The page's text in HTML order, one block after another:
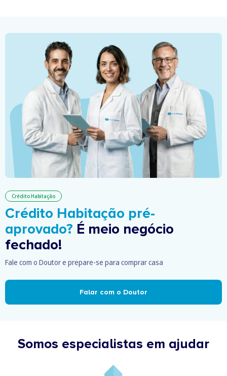
Crédito Habitação
Crédito Habitação pré-
aprovado? É meio negócio
fechado!
Fale com o Doutor e prepare-se para comprar casa
Falar com o Doutor
Somos especialistas em ajudar